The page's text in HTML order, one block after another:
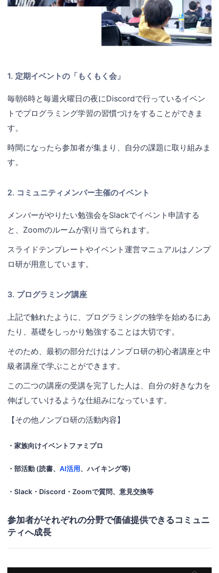
1. 定期イベントの「もくもく会」
毎朝6時と毎週火曜日の夜にDiscordで行っているイベン
トでプログラミング学習の習慣づけをすることができま
す。
時間になったら参加者が集まり、自分の課題に取り組みま
す。
2. コミュニティメンバー主催のイベント
メンバーがやりたい勉強会をSlackでイベント申請する
と、Zoomのルームが割り当てられます。
スライドテンプレートやイベント運営マニュアルはノンプ
ロ研が用意しています。
3. プログラミング講座
上記で触れたように、プログラミングの独学を始めるにあ
たり、基礎をしっかり勉強することは大切です。
そのため、最初の部分だけはノンプロ研の初心者講座と中
級者講座で学ぶことができます。
この二つの講座の受講を完了した人は、自分の好きな力を
伸ばしていけるような仕組みになっています。
【その他ノンプロ研の活動内容】
・家族向けイベントファミプロ
・部活動 (読書、 AI活用、ハイキング等)
・Slack・Discord・Zoomで質問、意見交換等
参加者がそれぞれの分野で価値提供できるコミュニ
ティへ成長